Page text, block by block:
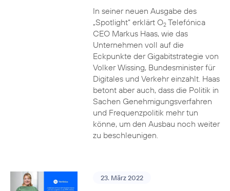
In seiner neuen Ausgabe des
„Spotlight“ erklärt O2Telefónica
CEO Markus Haas, wie das
Unternehmen voll auf die
Eckpunkte der Gigabitstrategie von
Volker Wissing, Bundesminister für
Digitales und Verkehr einzahlt. Haas
betont aber auch, dass die Politik in
Sachen Genehmigungsverfahren
und Frequenzpolitik mehr tun
könne, um den Ausbau noch weiter
zu beschleunigen.
23. März 2022